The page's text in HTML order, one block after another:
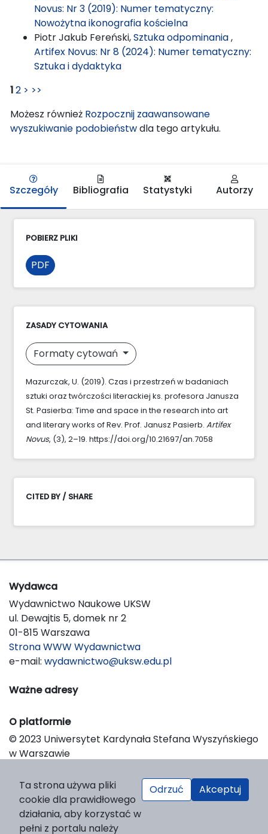
Novus: Nr 3 (2019): Numer tematyczny:
Nowożytna ikonografia kościelna
Piotr Jakub Fereński,Sztuka odpominania,
Artifex Novus: Nr 8 (2024): Numer tematyczny:
Sztuka i dydaktyka
12 > >>
Możesz również Rozpocznij zaawansowane
wyszukiwanie podobieństwdla tego artykułu.
Szczegóły Bibliografia Statystyki Autorzy
POBIERZ PLIKI
PDF
ZASADY CYTOWANIA
Formaty cytowań
Mazurczak, U. (2019). Czas i przestrzeń w badaniach
sztuki oraz twórczości literackiej ks. profesora Janusza
St. Pasierba: Time and space in the research into art
and literary works of Rev. Prof. Janusz Pasierb. Artifex
Novus, (3), 2–19. https://doi.org/10.21697/an.7058
CITED BY / SHARE
Wydawca
Wydawnictwo Naukowe UKSW
ul. Dewajtis 5, domek nr 2
01-815 Warszawa
Strona WWW Wydawnictwa
e-mail: wydawnictwo@uksw.edu.pl
Ważne adresy
O platformie
© 2023 Uniwersytet Kardynała Stefana Wyszyńskiego
w Warszawie
Platform & Workflow by OJS/PKP
Ta strona używa pliki
cookie dla prawidłowego
działania, aby korzystać w
pełni z portalu należy
Odrzuć Akceptuj